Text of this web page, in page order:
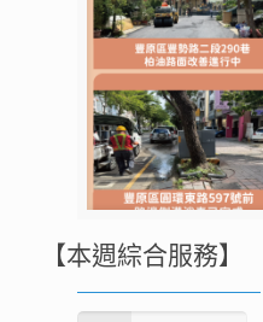
【本週綜合服務】